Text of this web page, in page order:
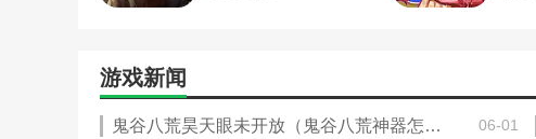
部落冲突游戏小技巧100个(部落冲突窍门)
《亡灵诡计》保存游戏方法是什么(《亡
游戏新闻
鬼谷八荒昊天眼未开放（鬼谷八荒神器怎么开） 06-01